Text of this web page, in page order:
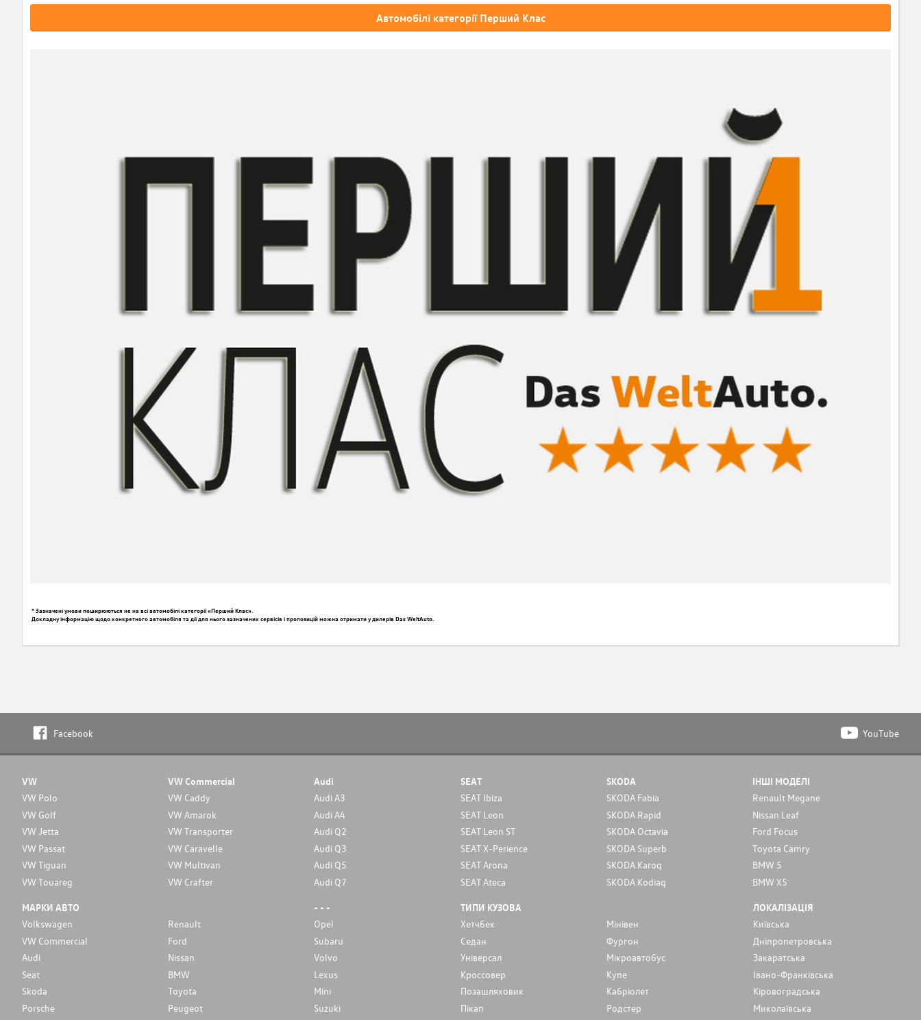
Автомобілі категорії Перший Клас
* Зазначені умови поширюються не на всі автомобілі категорії «Перший Клас».
Докладну інформацію щодо конкретного автомобіля та дії для нього зазначених сервісів і пропозицій можна отримати у дилерів Das WeltAuto.
Facebook YouTube
VW
VW Polo
VW Golf
VW Jetta
VW Passat
VW Tiguan
VW Touareg
VW Commercial
VW Caddy
VW Amarok
VW Transporter
VW Caravelle
VW Multivan
VW Crafter
Audi
Audi A3
Audi A4
Audi Q2
Audi Q3
Audi Q5
Audi Q7
SEAT
SEAT Ibiza
SEAT Leon
SEAT Leon ST
SEAT X-Perience
SEAT Arona
SEAT Ateca
SKODA
SKODA Fabia
SKODA Rapid
SKODA Octavia
SKODA Superb
SKODA Karoq
SKODA Kodiaq
ІНШІ МОДЕЛІ
Renault Megane
Nissan Leaf
Ford Focus
Toyota Camry
BMW 5
BMW X5
МАРКИ АВТО
Volkswagen
Renault
VW Commercial
Ford
Audi
Nissan
Seat
BMW
Skoda
Toyota
Porsche
Peugeot
- - -
Opel
Subaru
Volvo
Lexus
Mini
Suzuki
ТИПИ КУЗОВА
Хетчбек
Мінівен
Седан
Фургон
Унiверсал
Мікроавтобус
Кроссовер
Купе
Позашляховик
Кабріолет
Пікап
Родстер
ЛОКАЛІЗАЦІЯ
Київська
Дніпропетровська
Закаратська
Івано-Франківська
Кіровоградська
Миколаївська